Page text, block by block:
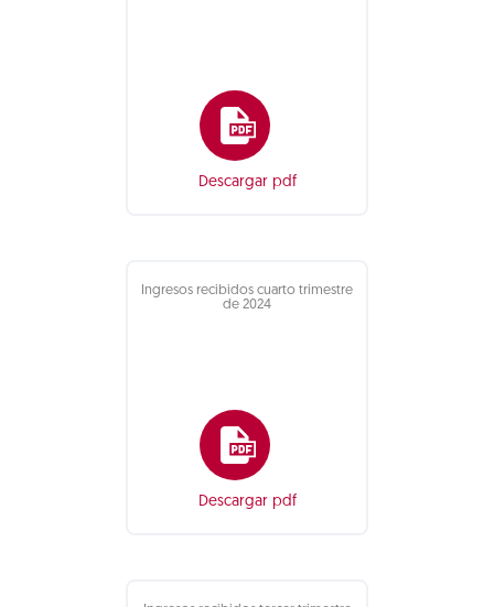
Descargar pdf
Ingresos recibidos cuarto trimestre
de 2024
Descargar pdf